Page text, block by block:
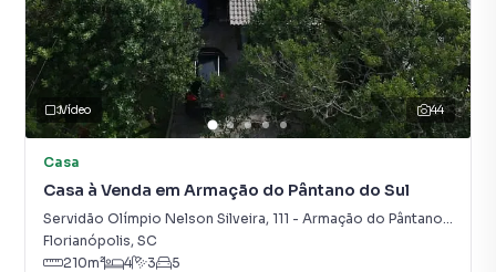
44
Vídeo
Casa
Casa à Venda em Armação do Pântano do Sul
Servidão Olímpio Nelson Silveira, 111 - Armação do Pântano do Sul
Florianópolis, SC
210m² 4 3 5